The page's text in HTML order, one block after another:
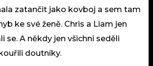
zatančit jako kovboj a sem tam
ke své ženě. Chris a Liam jen
se. A někdy jen všichni seděli
doutníky.